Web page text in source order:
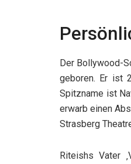
Der Bollywood-
geboren. Er ist
Spitzname ist
erwarb einen
Strasberg
Riteishs Vater